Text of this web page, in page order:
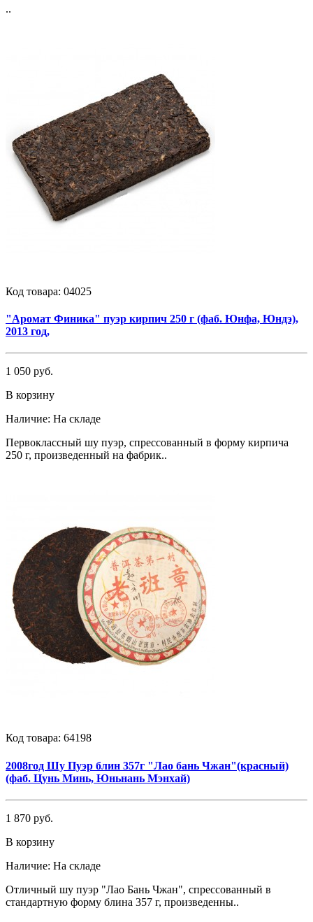
..
Код товара: 04025
"Аромат Финика" пуэр кирпич 250 г (фаб. Юнфа, Юндэ),
2013 год,
1 050 руб.
В корзину
Наличие: На складе
Первоклассный шу пуэр, спрессованный в форму кирпича
250 г, произведенный на фабрик..
Код товара: 64198
2008год Шу Пуэр блин 357г "Лао бань Чжан"(красный)
(фаб. Цунь Минь, Юньнань Мэнхай)
1 870 руб.
В корзину
Наличие: На складе
Отличный шу пуэр "Лао Бань Чжан", спрессованный в
стандартную форму блина 357 г, произведенны..